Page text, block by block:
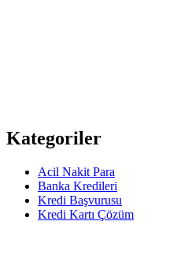
Kategoriler
Acil Nakit Para
Banka Kredileri
Kredi Başvurusu
Kredi Kartı Çözüm